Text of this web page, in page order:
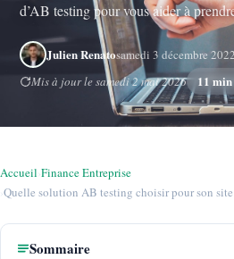
d’AB testing pour vous aider à
Julien Renatosamedi 3 décembre 2022
Mis à jour le samedi 2 mai 2026
11
Accueil›Finance Entreprise
›Quelle solution AB testing choisir pour son site
Sommaire